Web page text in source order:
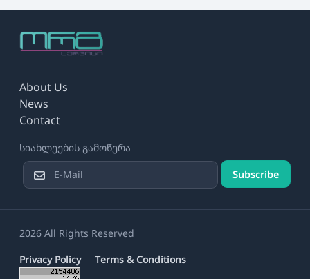
About Us
News
Contact
სიახლეების გამოწერა
Subscribe
2026 All Rights Reserved
Privacy Policy
Terms & Conditions